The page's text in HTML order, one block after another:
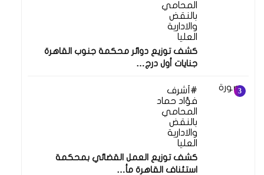
المحامي
بالنقض
والادارية
العليا
كشف توزيع دوائر محكمة جنوب القاهرة
جنايات أول درج…
أشرف
فؤاد حماد
المحامي
بالنقض
والادارية
العليا
كشف توزيع العمل القضائي بمحكمة
استئناف القاهرة مأ…